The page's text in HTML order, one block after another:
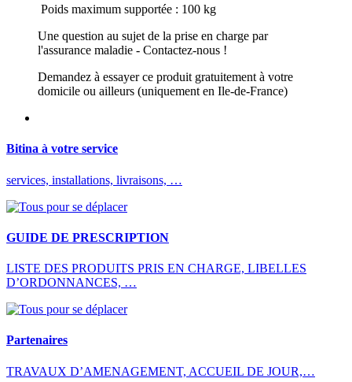
Poids maximum supportée : 100 kg
Une question au sujet de la prise en charge par
l'assurance maladie - Contactez-nous !
Demandez à essayer ce produit gratuitement à votre
domicile ou ailleurs (uniquement en Ile-de-France)
Bitina à votre service
services, installations, livraisons, …
GUIDE DE PRESCRIPTION
LISTE DES PRODUITS PRIS EN CHARGE, LIBELLES
D’ORDONNANCES, …
Partenaires
TRAVAUX D’AMENAGEMENT, ACCUEIL DE JOUR,…